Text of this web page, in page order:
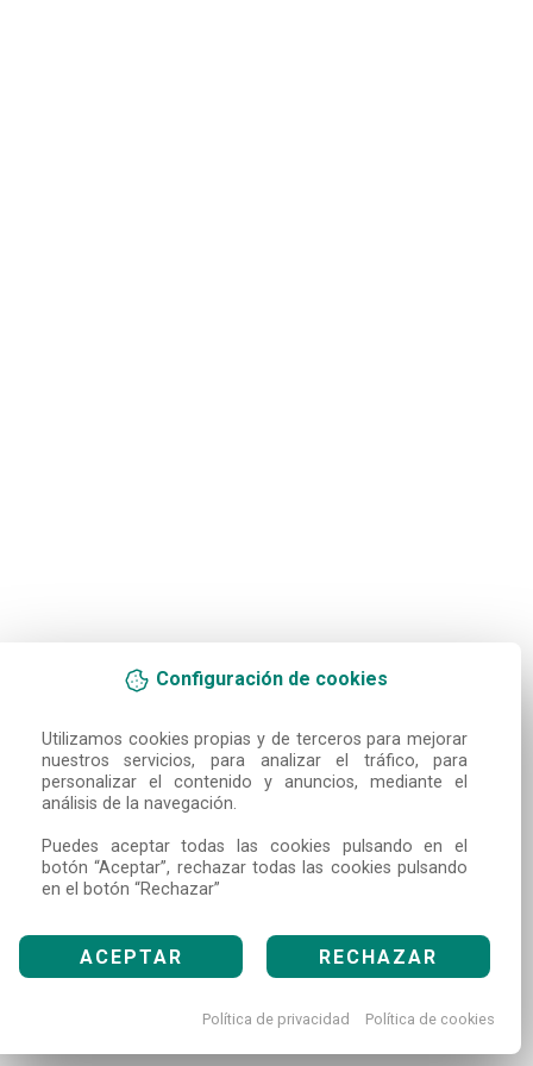
Configuración de cookies
Utilizamos cookies propias y de terceros para mejorar
nuestros servicios, para analizar el tráfico, para
personalizar el contenido y anuncios, mediante el
análisis de la navegación.
Puedes aceptar todas las cookies pulsando en el
botón “Aceptar”, rechazar todas las cookies pulsando
en el botón “Rechazar”
ACEPTAR RECHAZAR
Política de privacidad Política de cookies